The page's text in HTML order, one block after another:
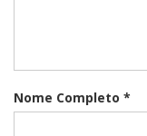
Nome Completo *